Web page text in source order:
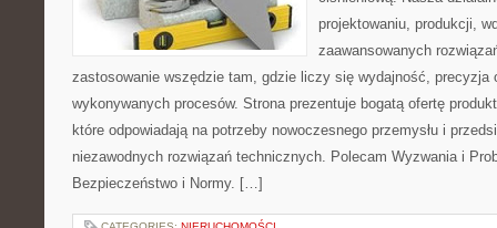
projektowaniu, produkcji,
zaawansowanych
zastosowanie wszędzie tam, gdzie liczy się wydajność, precyzja
wykonywanych procesów. Strona prezentuje bogatą ofertę
które odpowiadają na potrzeby nowoczesnego przemysłu i
niezawodnych rozwiązań technicznych. Polecam Wyzwania i
Bezpieczeństwo i Normy. […]